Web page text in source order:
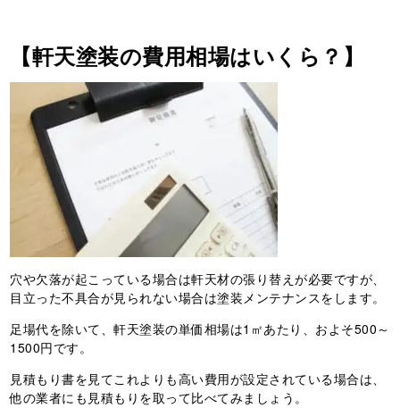
【軒天塗装の費用相場はいくら？】
穴や欠落が起こっている場合は軒天材の張り替えが必要ですが、
目立った不具合が見られない場合は塗装メンテナンスをします。
足場代を除いて、軒天塗装の単価相場は1㎡あたり、およそ500～
1500円です。
見積もり書を見てこれよりも高い費用が設定されている場合は、
他の業者にも見積もりを取って比べてみましょう。